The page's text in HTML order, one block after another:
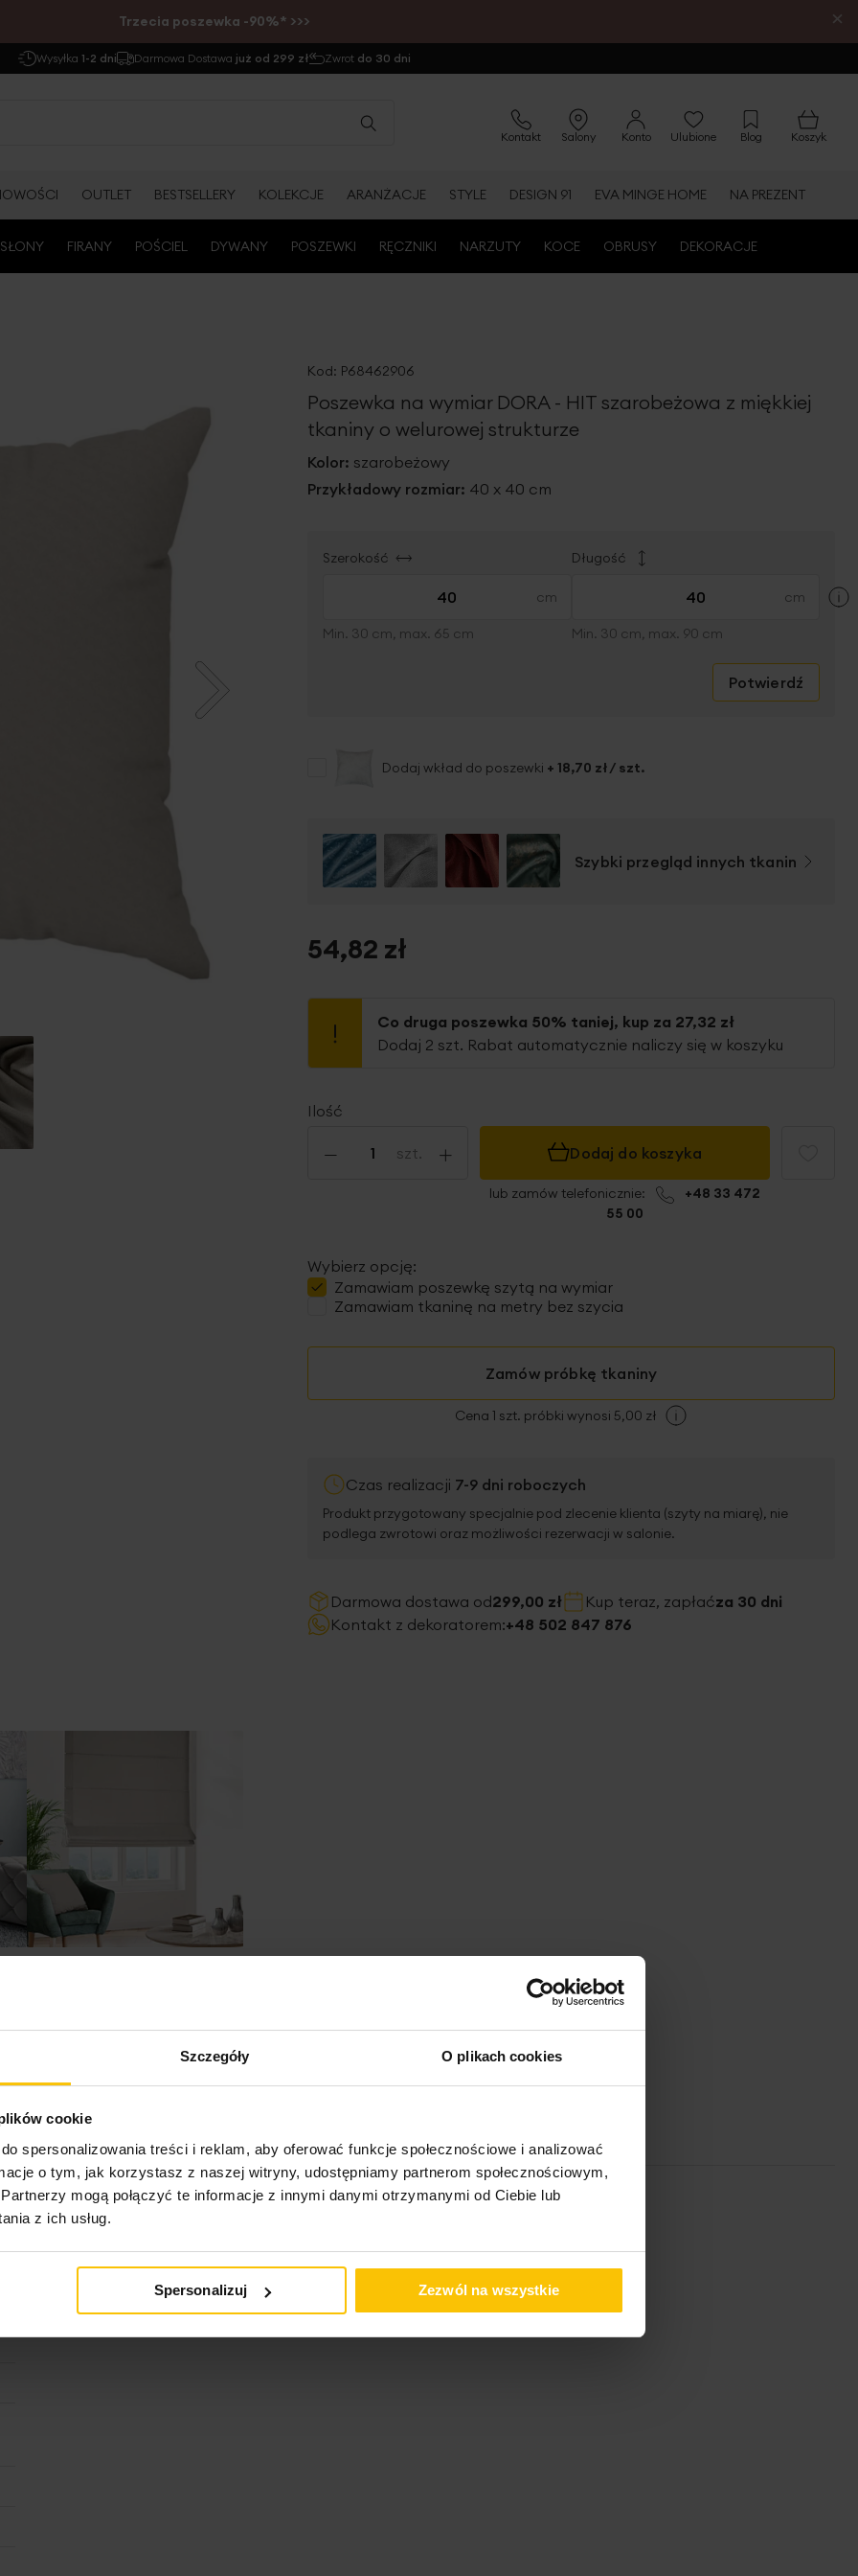
Szczegóły O plikach cookies
cookie
spersonalizowania treści i reklam, aby oferować funkcje społecznościowe i analizować
o tym, jak korzystasz z naszej witryny, udostępniamy partnerom społecznościowym,
mogą połączyć te informacje z innymi danymi otrzymanymi od Ciebie lub
z ich usług.
Spersonalizuj Zezwól na wszystkie
Trzecia poszewka -90%* >>> ×
Wysyłka 1-2 dni Darmowa Dostawa już od 299 zł Zwrot do 30 dni
Kontakt Salony Konto Ulubione Blog Koszyk
OUTLET BESTSELLERY KOLEKCJE ARANŻACJE STYLE DESIGN 91 EVA MINGE HOME NA PREZENT
FIRANY POŚCIEL DYWANY POSZEWKI RĘCZNIKI NARZUTY KOCE OBRUSY DEKORACJE
Kod: P68462906
Poszewka na wymiar DORA - HIT szarobeżowa z miękkiej
tkaniny o welurowej strukturze
Kolor: szarobeżowy
Przykładowy rozmiar: 40 x 40 cm
Szerokość
Min. 30 cm, max. 65 cm
Długość
Min. 30 cm, max. 90 cm
Potwierdź
Dodaj wkład do poszewki +18,70 zł/ szt.
Szybki przegląd innych tkanin
54,82 zł
Co druga poszewka 50% taniej, kup za 27,32 zł
Dodaj 2 szt. Rabat automatycznie naliczy się w koszyku
Ilość
- szt. + Dodaj do koszyka
lub zamów telefonicznie:
+48 33 472
55 00
Wybierz opcję:
Zamawiam poszewkę szytą na wymiar
Zamawiam tkaninę na metry bez szycia
Zamów próbkę tkaniny
Cena 1 szt. próbki wynosi 5,00 zł
Czas realizacji 7-9 dni roboczych
Produkt przygotowany specjalnie pod zlecenie klienta (szyty na miarę), nie
podlega zwrotowi oraz możliwości rezerwacji w salonie.
Darmowa dostawa od299,00 zł Kup teraz, zapłaćza 30 dni
Kontakt z dekoratorem:+48 502 847 876
Konserwacja Dostawa